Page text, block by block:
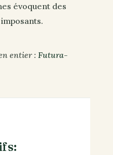
évoquent des
entier : Futura-